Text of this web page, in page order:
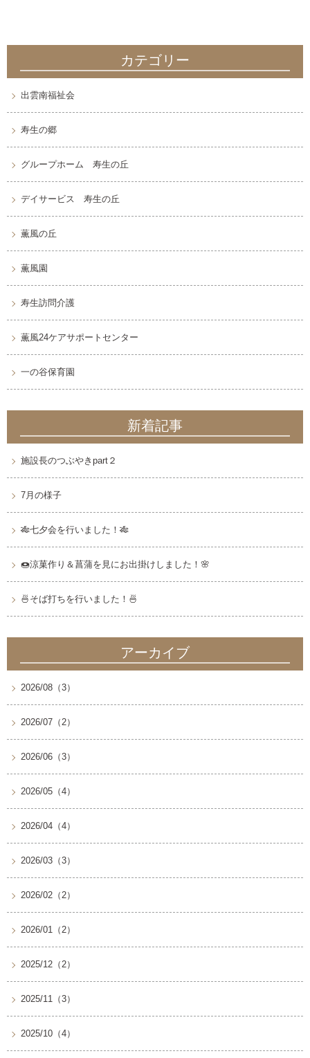
カテゴリー
出雲南福祉会
寿生の郷
グループホーム 寿生の丘
デイサービス 寿生の丘
薫風の丘
薫風園
寿生訪問介護
薫風24ケアサポートセンター
一の谷保育園
新着記事
施設長のつぶやきpart２
7月の様子
🎋七夕会を行いました！🎋
🍩涼菓作り＆菖蒲を見にお出掛けしました！🌸
🍜そば打ちを行いました！🍜
アーカイブ
2026/08（3）
2026/07（2）
2026/06（3）
2026/05（4）
2026/04（4）
2026/03（3）
2026/02（2）
2026/01（2）
2025/12（2）
2025/11（3）
2025/10（4）